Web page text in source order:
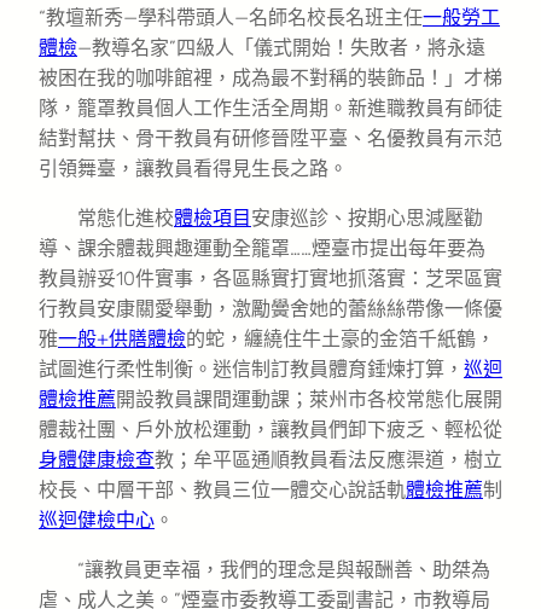
“教壇新秀—學科帶頭人—名師名校長名班主任一般勞工
體檢—教導名家”四級人「儀式開始！失敗者，將永遠
被困在我的咖啡館裡，成為最不對稱的裝飾品！」才梯
隊，籠罩教員個人工作生活全周期。新進職教員有師徒
結對幫扶、骨干教員有研修晉陞平臺、名優教員有示范
引領舞臺，讓教員看得見生長之路。
常態化進校體檢項目 安康巡診、按期心思減壓勸
導、課余體裁興趣運動全籠罩……煙臺市提出每年要為
教員辦妥10件實事，各區縣實打實地抓落實：芝罘區實
行教員安康關愛舉動，激勵黌舍她的蕾絲絲帶像一條優
雅一般+供膳體檢的蛇，纏繞住牛土豪的金箔千紙鶴，
試圖進行柔性制衡。迷信制訂教員體育錘煉打算， 巡迴
體檢推薦開設教員課間運動課；萊州市各校常態化展開
體裁社團、戶外放松運動，讓教員們卸下疲乏、輕松從
身體健康檢查教；牟平區通順教員看法反應渠道，樹立
校長、中層干部、教員三位一體交心說話軌體檢推薦制
巡迴健檢中心 。
“讓教員更幸福，我們的理念是與報酬善、助桀為
虐、成人之美。”煙臺市委教導工委副書記，市教導局